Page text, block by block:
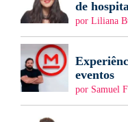
de
por Liliana
eventos
por Samuel